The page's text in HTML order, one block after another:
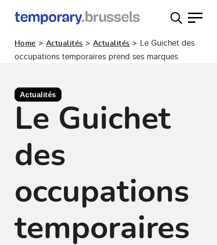
occupation
Home > Actualités > Actualités > Le Guichet des
occupations temporaires prend ses marques
Actualités
Le Guichet
des
occupations
temporaires